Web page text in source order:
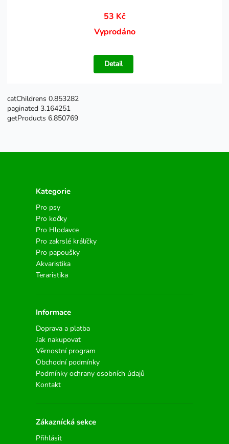
53 Kč
Vyprodáno
Detail
catChildrens 0.853282
paginated 3.164251
getProducts 6.850769
Kategorie
Pro psy
Pro kočky
Pro Hlodavce
Pro zakrslé králíčky
Pro papoušky
Akvaristika
Teraristika
Informace
Doprava a platba
Jak nakupovat
Věrnostní program
Obchodní podmínky
Podmínky ochrany osobních údajů
Kontakt
Zákaznícká sekce
Přihlásit